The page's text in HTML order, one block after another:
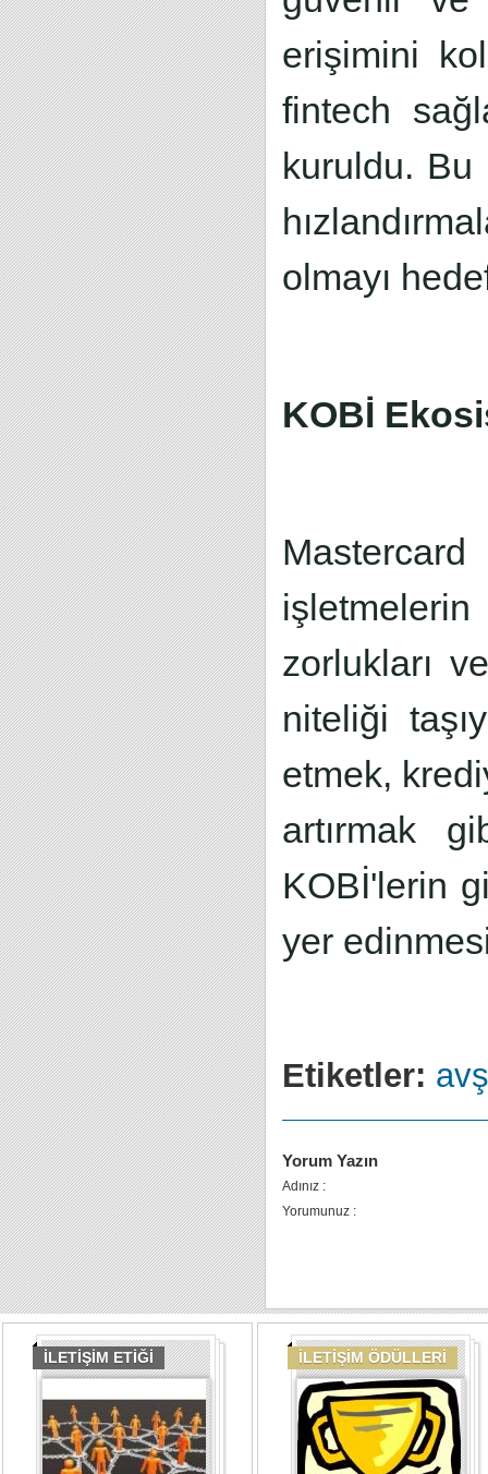
erişimini
fintech
kuruldu.
olmayı
KOBİ
zorlukları
niteliği
etmek,
artırmak
KOBİ'lerin
yer
Etiketler:
Yorum Yazın
Adınız :
Yorumunuz :
İLETİŞİM ETİĞİ İLETİŞİM ÖDÜLLERİ